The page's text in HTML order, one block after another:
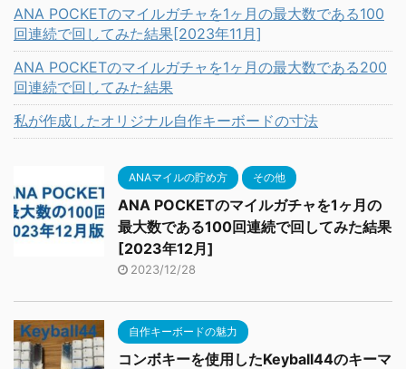
ANA POCKETのマイルガチャを1ヶ月の最大数である100
回連続で回してみた結果[2023年11月]
ANA POCKETのマイルガチャを1ヶ月の最大数である200
回連続で回してみた結果
私が作成したオリジナル自作キーボードの寸法
ANAマイルの貯め方 その他
ANA POCKETのマイルガチャを1ヶ月の
最大数である100回連続で回してみた結果
[2023年12月]
2023/12/28
自作キーボードの魅力
コンボキーを使用したKeyball44のキーマ